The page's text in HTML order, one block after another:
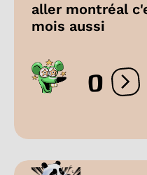
aller montréal
mois aussi
0